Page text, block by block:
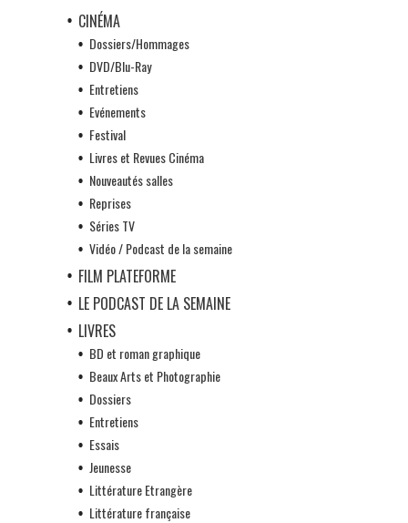
CINÉMA
Dossiers/Hommages
DVD/Blu-Ray
Entretiens
Evénements
Festival
Livres et Revues Cinéma
Nouveautés salles
Reprises
Séries TV
Vidéo / Podcast de la semaine
FILM PLATEFORME
LE PODCAST DE LA SEMAINE
LIVRES
BD et roman graphique
Beaux Arts et Photographie
Dossiers
Entretiens
Essais
Jeunesse
Littérature Etrangère
Littérature française